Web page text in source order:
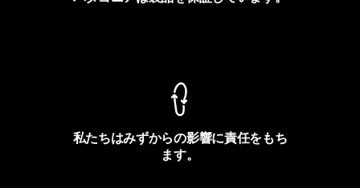
私たちはみずからの影響に責任をもち
ます。